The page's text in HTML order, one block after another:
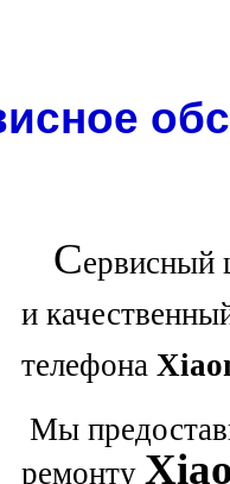
Сервисный
и
телефона
Мы
ремонту